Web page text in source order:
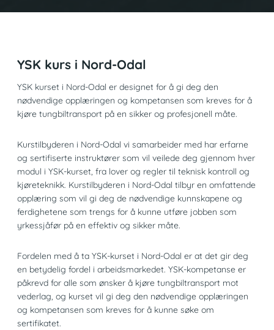
YSK kurs i Nord-Odal
YSK kurset i Nord-Odal er designet for å gi deg den
nødvendige opplæringen og kompetansen som kreves for å
kjøre tungbiltransport på en sikker og profesjonell måte.
Kurstilbyderen i Nord-Odal vi samarbeider med har erfarne
og sertifiserte instruktører som vil veilede deg gjennom hver
modul i YSK-kurset, fra lover og regler til teknisk kontroll og
kjøreteknikk. Kurstilbyderen i Nord-Odal tilbyr en omfattende
opplæring som vil gi deg de nødvendige kunnskapene og
ferdighetene som trengs for å kunne utføre jobben som
yrkessjåfør på en effektiv og sikker måte.
Fordelen med å ta YSK-kurset i Nord-Odal er at det gir deg
en betydelig fordel i arbeidsmarkedet. YSK-kompetanse er
påkrevd for alle som ønsker å kjøre tungbiltransport mot
vederlag, og kurset vil gi deg den nødvendige opplæringen
og kompetansen som kreves for å kunne søke om
sertifikatet.